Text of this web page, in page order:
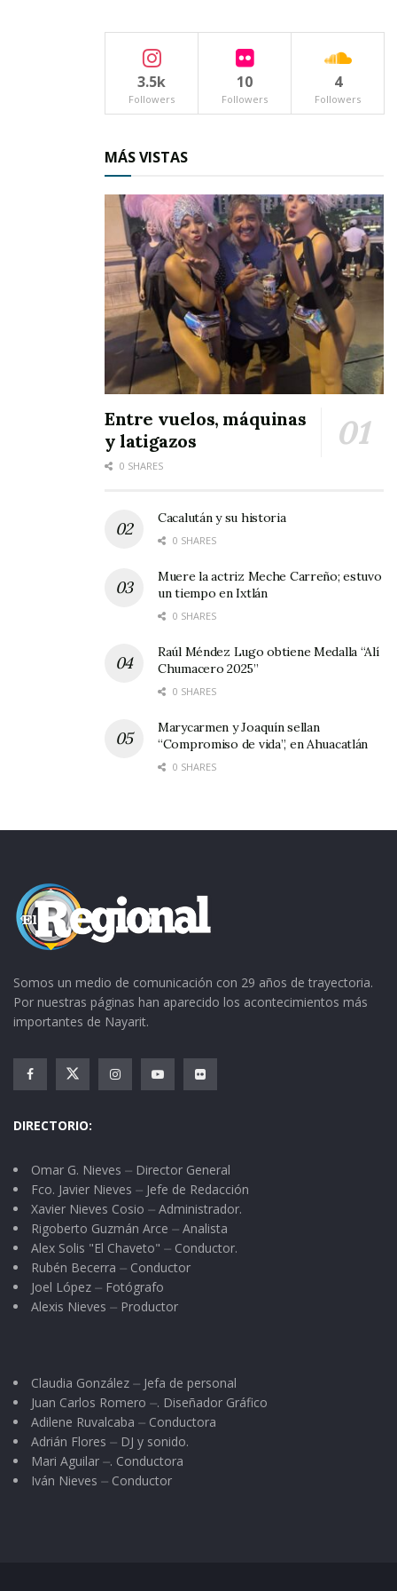
3.5k
Followers
10
Followers
4
Followers
MÁS VISTAS
Entre vuelos, máquinas
y latigazos
0 SHARES
Cacalután y su historia
0 SHARES
Muere la actriz Meche Carreño; estuvo
un tiempo en Ixtlán
0 SHARES
Raúl Méndez Lugo obtiene Medalla “Alí
Chumacero 2025”
0 SHARES
Marycarmen y Joaquín sellan
“Compromiso de vida”, en Ahuacatlán
0 SHARES
Somos un medio de comunicación con 29 años de trayectoria.
Por nuestras páginas han aparecido los acontecimientos más
importantes de Nayarit.
DIRECTORIO:
Omar G. Nieves ⏤ Director General
Fco. Javier Nieves ⏤ Jefe de Redacción
Xavier Nieves Cosio ⏤ Administrador.
Rigoberto Guzmán Arce ⏤ Analista
Alex Solis "El Chaveto" ⏤ Conductor.
Rubén Becerra ⏤ Conductor
Joel López ⏤ Fotógrafo
Alexis Nieves ⏤ Productor
Claudia González ⏤ Jefa de personal
Juan Carlos Romero ⏤. Diseñador Gráfico
Adilene Ruvalcaba ⏤ Conductora
Adrián Flores ⏤ DJ y sonido.
Mari Aguilar ⏤. Conductora
Iván Nieves ⏤ Conductor